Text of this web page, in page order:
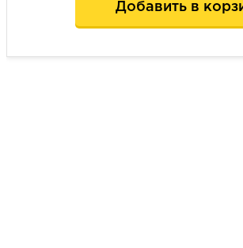
Добавить в